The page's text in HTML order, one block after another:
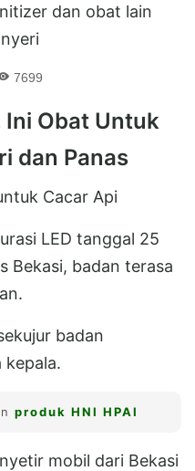
dan obat lain
7699
Ini Obat Untuk
dan Panas
Cacar Api
LED tanggal 25
Bekasi, badan terasa
badan
kepala.
produk HNI HPAI
mobil dari Bekasi